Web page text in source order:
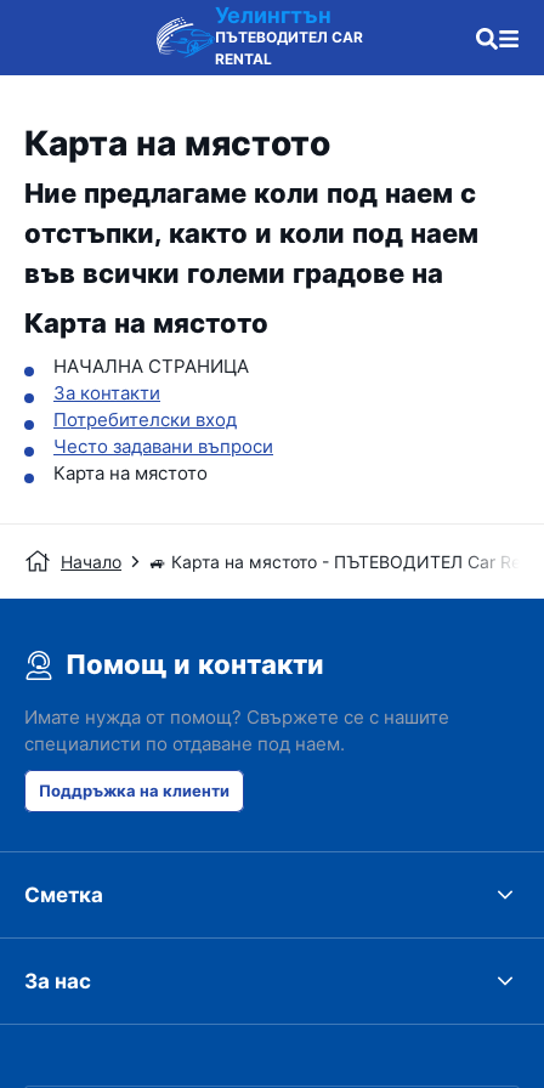
Уелингтън
ПЪТЕВОДИТЕЛ CAR
RENTAL
Карта на мястото
Ние предлагаме коли под наем с
отстъпки, както и коли под наем
във всички големи градове на
Карта на мястото
НАЧАЛНА СТРАНИЦА
За контакти
Потребителски вход
Често задавани въпроси
Карта на мястото
Начало 🚙 Карта на мястото - ПЪТЕВОДИТЕЛ Car
Помощ и контакти
Имате нужда от помощ? Свържете се с нашите
специалисти по отдаване под наем.
Поддръжка на клиенти
Сметка
За нас